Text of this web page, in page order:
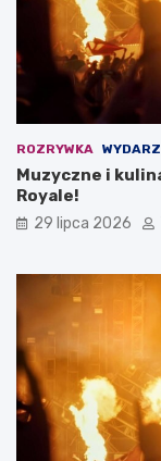
ROZRYWKA
Muzyczne i
Royale!
29 lipca 2026